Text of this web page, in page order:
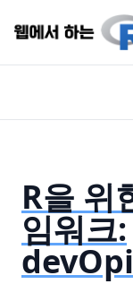
R을 위
임워크: